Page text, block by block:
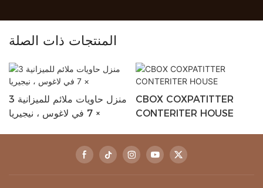
المنتجات ذات الصلة
منزل حاويات ملائم للميزانية 3
× 7 في لاغوس ، نيجيريا
CBOX COXPATITTER
CONTERITER HOUSE